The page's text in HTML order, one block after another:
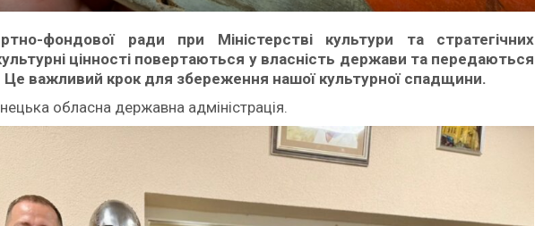
фондової ради при Міністерстві культури та стратегічних
цінності повертаються у власність держави та передаються
важливий крок для збереження нашої культурної спадщини.
обласна державна адміністрація.